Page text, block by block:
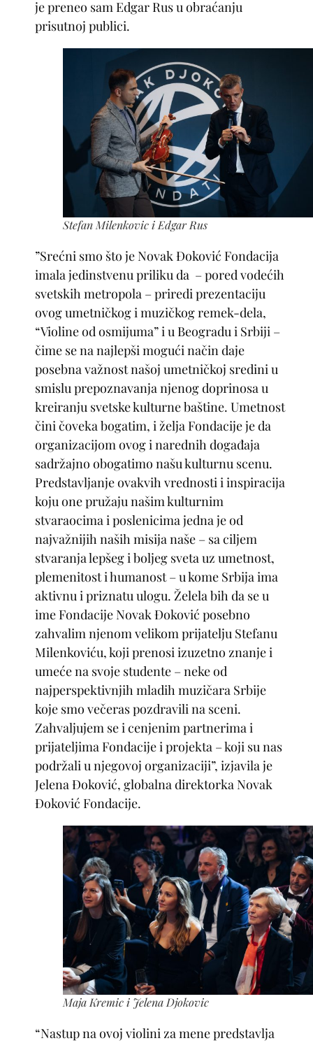
je preneo sam Edgar Rus u obraćanju
prisutnoj publici.
Stefan Milenkovic i Edgar Rus
”Srećni smo što je Novak Đoković Fondacija
imala jedinstvenu priliku da – pored vodećih
svetskih metropola – priredi prezentaciju
ovog umetničkog i muzičkog remek-dela,
“Violine od osmijuma” i u Beogradu i Srbiji –
čime se na najlepši mogući način daje
posebna važnost našoj umetničkoj sredini u
smislu prepoznavanja njenog doprinosa u
kreiranju svetske kulturne baštine. Umetnost
čini čoveka bogatim, i želja Fondacije je da
organizacijom ovog i narednih događaja
sadržajno obogatimo našu kulturnu scenu.
Predstavljanje ovakvih vrednosti i inspiracija
koju one pružaju našim kulturnim
stvaraocima i poslenicima jedna je od
najvažnijih naših misija naše – sa ciljem
stvaranja lepšeg i boljeg sveta uz umetnost,
plemenitost i humanost – u kome Srbija ima
aktivnu i priznatu ulogu. Želela bih da se u
ime Fondacije Novak Đoković posebno
zahvalim njenom velikom prijatelju Stefanu
Milenkoviću, koji prenosi izuzetno znanje i
umeće na svoje studente – neke od
najperspektivnjih mladih muzičara Srbije
koje smo večeras pozdravili na sceni.
Zahvaljujem se i cenjenim partnerima i
prijateljima Fondacije i projekta – koji su nas
podržali u njegovoj organizaciji”, izjavila je
Jelena Đoković, globalna direktorka Novak
Đoković Fondacije.
Maja Kremic i Jelena Djokovic
“Nastup na ovoj violini za mene predstavlja